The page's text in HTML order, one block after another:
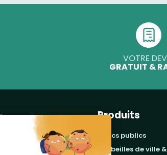
VOTRE
GRATUIT &
Produits
bancs publics
corbeilles de ville